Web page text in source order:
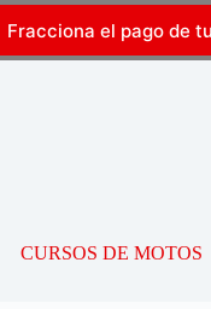
Fracciona el pago de
CURSOS DE MOTOS